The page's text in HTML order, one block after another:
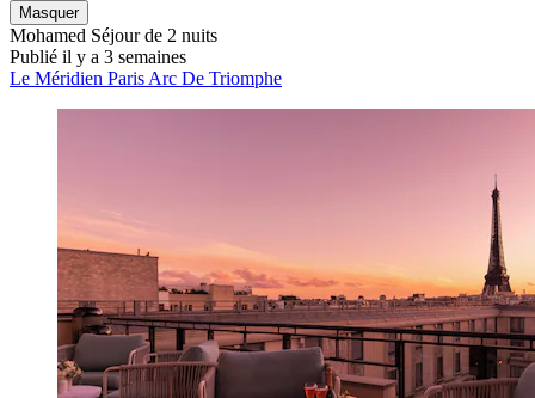
Masquer
Mohamed Séjour de 2 nuits
Publié il y a 3 semaines
Le Méridien Paris Arc De Triomphe